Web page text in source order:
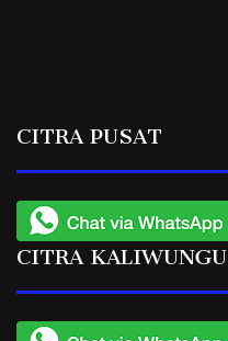
CITRA PUSAT
CITRA KALIWUNGU